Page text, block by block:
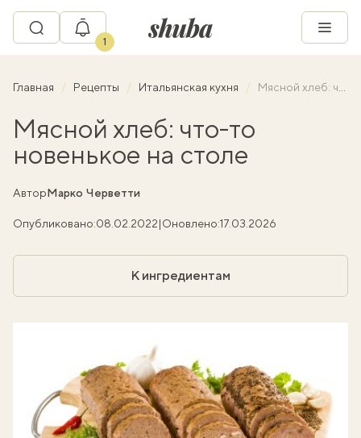
1
Главная Рецепты Итальянская кухня Мясной хлеб: что-то новенькое на столе
Мясной хлеб: что-то
новенькое на столе
АвторМарко Черветти
Опубликовано:08.02.2022|Оновлено:17.03.2026
К ингредиентам